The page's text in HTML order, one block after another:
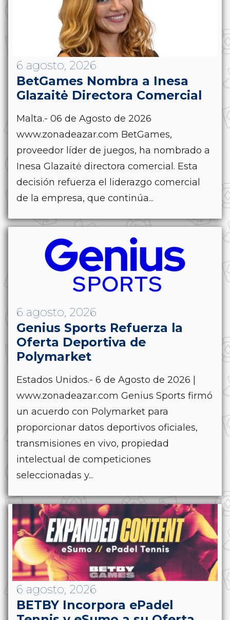
6 agosto, 2026
BetGames Nombra a Inesa
Glazaitė Directora Comercial
Malta.- 06 de Agosto de 2026
www.zonadeazar.com BetGames,
proveedor líder de juegos, ha nombrado a
Inesa Glazaitė directora comercial. Esta
decisión refuerza el liderazgo comercial
de la empresa, que continúa...
6 agosto, 2026
Genius Sports Refuerza la
Oferta Deportiva de
Polymarket
Estados Unidos.- 6 de Agosto de 2026 |
www.zonadeazar.com Genius Sports firmó
un acuerdo con Polymarket para
proporcionar datos deportivos oficiales,
transmisiones en vivo, propiedad
intelectual de competiciones
seleccionadas y...
6 agosto, 2026
BETBY Incorpora ePadel